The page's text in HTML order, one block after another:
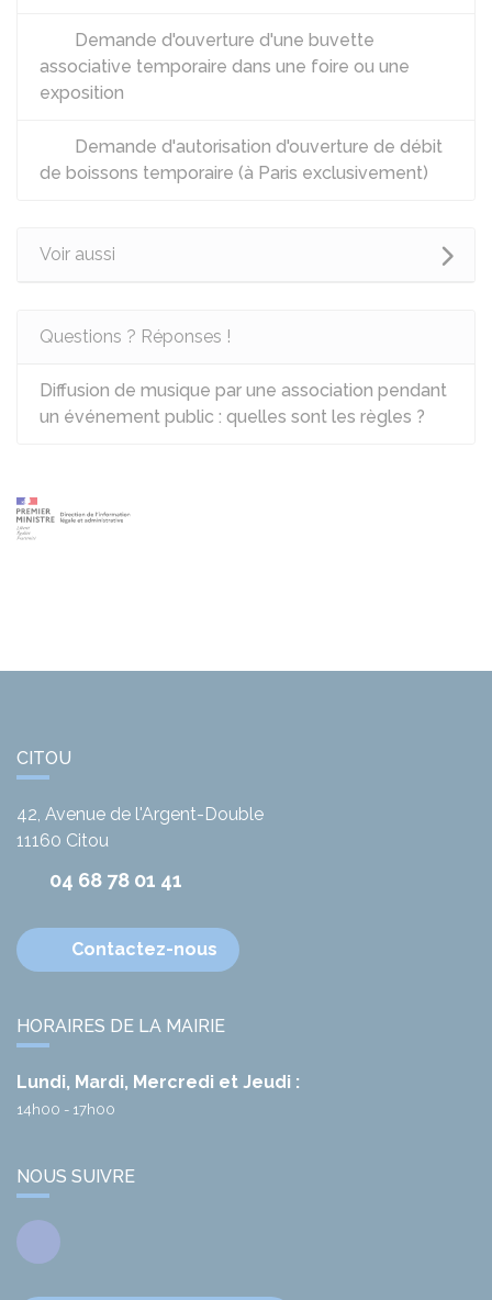
Demande d'ouverture d'une buvette
associative temporaire dans une foire ou une
exposition
Demande d'autorisation d'ouverture de débit
de boissons temporaire (à Paris exclusivement)
Voir aussi
Questions ? Réponses !
Diffusion de musique par une association pendant
un événement public : quelles sont les règles ?
CITOU
42, Avenue de l'Argent-Double
11160 Citou
04 68 78 01 41
Contactez-nous
HORAIRES DE LA MAIRIE
Lundi, Mardi, Mercredi et Jeudi :
14h00 - 17h00
NOUS SUIVRE
Facebook